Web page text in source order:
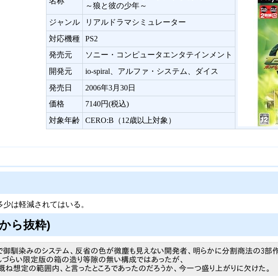
～狼と彼の少年～
ジャンル
リアルドラマシミュレーター
対応機種
PS2
発売元
ソニー・コンピュータエンタテインメント
開発元
io-spiral、アルファ・システム、ダイス
発売日
2006年3月30日
価格
7140円(税込)
対象年齢
CERO:B（12歳以上対象）
は軽減されてはいる。
ら抜粋)
で御馴染みのシステム、反省の色が微塵も見えない開発者、明らかに分割商法の3部
づらい限定版の箱の造り等隙の無い構成ではあったが、
ね想定の範囲内、と言ったところであったのだろうか、今一つ盛り上がりに欠けた。